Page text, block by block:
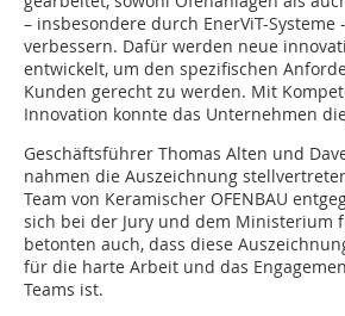
– insbesondere durch EnerViT-
verbessern. Dafür werden neue
entwickelt, um den spezifischen
Kunden gerecht zu werden. Mit
Innovation konnte das Unternehmen
Geschäftsführer Thomas Alten und
nahmen die Auszeichnung
Team von Keramischer OFENBAU
sich bei der Jury und dem Ministerium
betonten auch, dass diese
für die harte Arbeit und das
Teams ist.